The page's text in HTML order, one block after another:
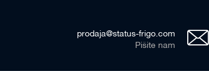
prodaja@status-frigo.com
Pišite nam